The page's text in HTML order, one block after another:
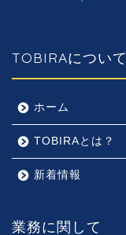
TOBIRAについて
ホーム
TOBIRAとは？
新着情報
業務に関して